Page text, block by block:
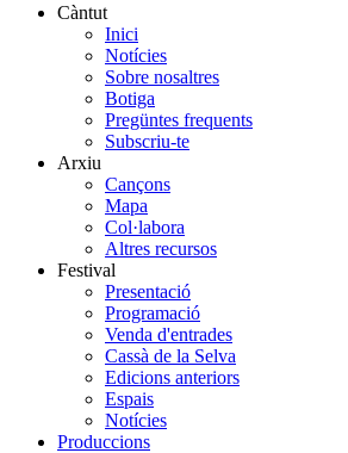
Càntut
Inici
Notícies
Sobre nosaltres
Botiga
Pregüntes frequents
Subscriu-te
Arxiu
Cançons
Mapa
Col·labora
Altres recursos
Festival
Presentació
Programació
Venda d'entrades
Cassà de la Selva
Edicions anteriors
Espais
Notícies
Produccions